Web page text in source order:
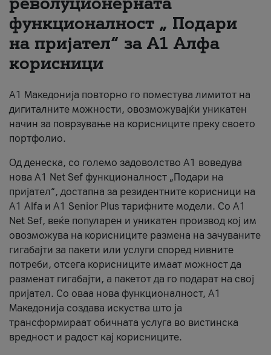
За нас
#ПодобарОнлајн
функционалност „ Подари
на пријател“ за А1 Алфа
корисници
А1 Македонија повторно го поместува лимитот на
дигиталните можности, овозможувајќи уникатен
начин за поврзување на корисниците преку своето
портфолио.
Од денеска, со големо задоволство А1 воведува
нова A1 Net Sef функционалност „Подари на
пријател“, достапна за резидентните корисници на
А1 Alfa и A1 Senior Plus тарифните модели. Со A1
Net Sef, веќе популарен и уникатен производ кој им
овозможува на корисниците размена на зачуваните
гигабајти за пакети или услуги според нивните
потреби, отсега корисниците имаат можност да
разменат гигабајти, а пакетот да го подарат на свој
пријател. Со оваа нова функционалност, А1
Македонија создава искуства што ја
трансформираат обичната услуга во вистинска
вредност и радост кај корисниците.